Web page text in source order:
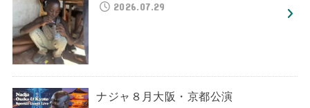
2026.07.29
ナジャ８月大阪・京都公演